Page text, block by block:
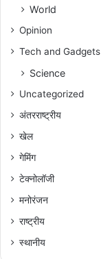
World
Opinion
Tech and Gadgets
Science
Uncategorized
अंतरराष्ट्रीय
खेल
गेमिंग
टेक्नोलॉजी
मनोरंजन
राष्ट्रीय
स्थानीय